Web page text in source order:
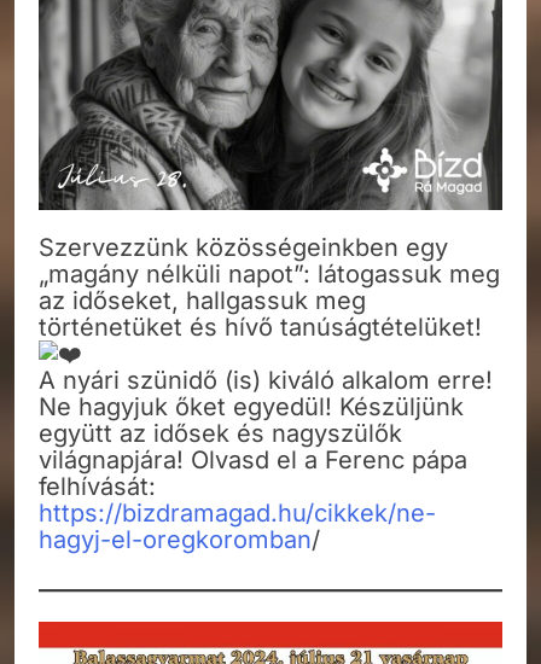
Szervezzünk közösségeinkben egy
„magány nélküli napot”: látogassuk meg
az időseket, hallgassuk meg
történetüket és hívő tanúságtételüket!
A nyári szünidő (is) kiváló alkalom erre!
Ne hagyjuk őket egyedül! Készüljünk
együtt az idősek és nagyszülők
világnapjára! Olvasd el a Ferenc pápa
felhívását:
https://bizdramagad.hu/cikkek/ne-
hagyj-el-oregkoromban/